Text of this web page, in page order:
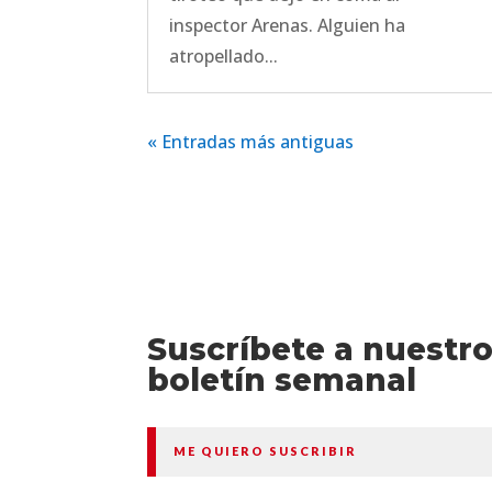
inspector Arenas. Alguien ha
atropellado...
« Entradas más antiguas
Suscríbete a
boletín semanal
ME QUIERO SUSCRIBIR